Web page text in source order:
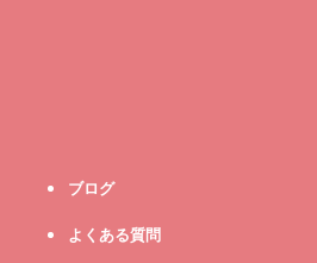
ブログ
よくある質問